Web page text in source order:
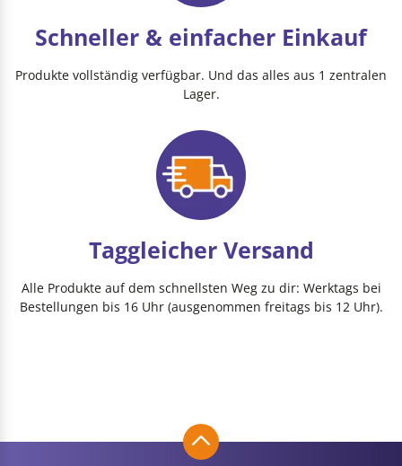
Schneller & einfacher Einkauf
Produkte vollständig verfügbar. Und das alles aus 1 zentralen
Lager.
Taggleicher Versand
Alle Produkte auf dem schnellsten Weg zu dir: Werktags bei
Bestellungen bis 16 Uhr (ausgenommen freitags bis 12 Uhr).